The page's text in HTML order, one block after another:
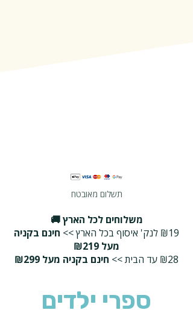
תשלום מאובטח
משלוחים לכל הארץ 🚚
₪19 לנק' איסוף בכל הארץ >>
חינם בקניה
מעל ₪219
₪28 עד הבית >>
חינם בקניה מעל ₪299
ספרי ילדים